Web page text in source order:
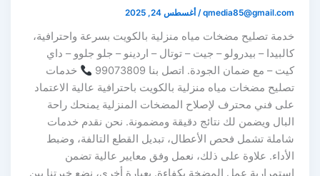
qmedia85@gmail.com
/ أغسطس 24, 2025
خدمة تصليح مضخات مياه منزلية بالكويت بسرعة واحترافية،
كالبيدا – بيدرولو – جيت – توتال – اردينو – جلو جلوو – داي
كيت – مع ضمان الجودة. اتصل بنا 99073809
خدمات
تصليح مضخات مياه منزلية بالكويت باحترافية عالية الاعتماد
على فني محترف لإصلاح المضخات المنزلية يمنحك راحة
البال ويضمن لك نتائج دقيقة ومضمونة. نحن نقدم خدمات
شاملة تشمل فحص الأعطال، تبديل القطع التالفة، وضبط
الأداء. علاوة على ذلك، نعمل وفق معايير عالية تضمن
استمرارية عمل المضخة بكفاءة. بعبارة أخرى، نضع خبرتنا بين